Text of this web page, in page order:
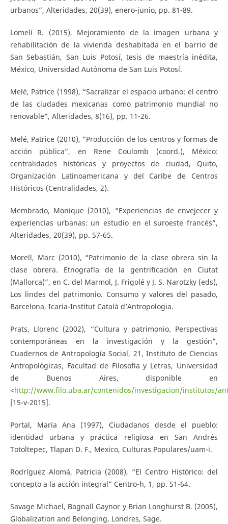
urbanos”, Alteridades, 20(39), enero-junio, pp. 81-89.
Lomelí R. (2015), Mejoramiento de la imagen urbana y
rehabilitación de la vivienda deshabitada en el barrio de
San Sebastián, San Luis Potosí, tesis de maestría inédita,
México, Universidad Autónoma de San Luis Potosí.
Melé, Patrice (1998), “Sacralizar el espacio urbano: el centro
de las ciudades mexicanas como patrimonio mundial no
renovable”, Alteridades, 8(16), pp. 11-26.
Melé, Patrice (2010), “Producción de los centros y formas de
acción pública”, en Rene Coulomb (coord.), México:
centralidades históricas y proyectos de ciudad, Quito,
Organización Latinoamericana y del Caribe de Centros
Históricos (Centralidades, 2).
Membrado, Monique (2010), “Experiencias de envejecer y
experiencias urbanas: un estudio en el suroeste francés”,
Alteridades, 20(39), pp. 57-65.
Morell, Marc (2010), “Patrimonio de la clase obrera sin la
clase obrera. Etnografía de la gentrificación en Ciutat
(Mallorca)”, en C. del Marmol, J. Frigolé y J. S. Narotzky (eds),
Los lindes del patrimonio. Consumo y valores del pasado,
Barcelona, Icaria-Institut Català d’Antropologia.
Prats, Llorenc (2002), “Cultura y patrimonio. Perspectivas
contemporáneas en la investigación y la gestión”,
Cuadernos de Antropología Social, 21, Instituto de Ciencias
Antropológicas, Facultad de Filosofía y Letras, Universidad
de Buenos Aires, disponible en
<http://www.filo.uba.ar/contenidos/investigacion/institutos/
[15-v-2015].
Portal, María Ana (1997), Ciudadanos desde el pueblo:
identidad urbana y práctica religiosa en San Andrés
Totoltepec, Tlapan D. F., Mexico, Culturas Populares/uam-i.
Rodríguez Alomá, Patricia (2008), “El Centro Histórico: del
concepto a la acción integral” Centro-h, 1, pp. 51-64.
Savage Michael, Bagnall Gaynor y Brian Longhurst B. (2005),
Globalization and Belonging, Londres, Sage.